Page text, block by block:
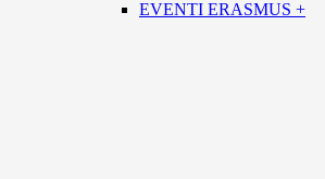
EVENTI ERASMUS +